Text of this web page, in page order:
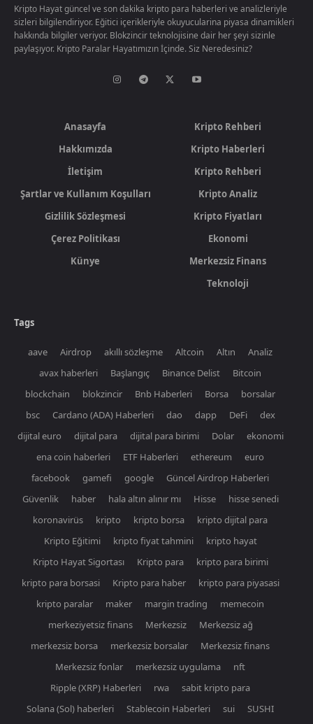
Kripto Hayat güncel ve son dakika kripto para haberleri ve analizleriyle
sizleri bilgilendiriyor. Eğitici içerikleriyle okuyucularina piyasa dinamikleri
hakkında bilgiler veriyor. Blokzincir teknolojisine dair her şeyi sizinle
paylaşıyor. Kripto Paralar Hayatımızın İçinde. Siz Neredesiniz?
Anasayfa
Hakkımızda
İletişim
Şartlar ve Kullanım Koşulları
Gizlilik Sözleşmesi
Çerez Politikası
Künye
Kripto Rehberi
Kripto Haberleri
Kripto Rehberi
Kripto Analiz
Kripto Fiyatları
Ekonomi
Merkezsiz Finans
Teknoloji
Tags
aave Airdrop akıllı sözleşme Altcoin Altın
Analiz
avax haberleri
Başlangıç Binance Delist
Bitcoin
blockchain
blokzincir Bnb Haberleri Borsa
borsalar
bsc
Cardano (ADA) Haberleri dao dapp DeFi
dex
dijital euro
dijital para dijital para birimi Dolar
ekonomi
ena coin haberleri
ETF Haberleri ethereum
euro
facebook
gamefi google
Güncel Airdrop Haberleri
Güvenlik
haber hala altın alınır mı Hisse
hisse senedi
koronavirüs
kripto kripto borsa
kripto dijital para
Kripto Eğitimi
kripto fiyat tahmini
kripto hayat
Kripto Hayat Sigortası
Kripto para
kripto para birimi
kripto para borsasi
Kripto para haber
kripto para piyasasi
kripto paralar
maker margin trading
memecoin
merkeziyetsiz finans
Merkezsiz
Merkezsiz ağ
merkezsiz borsa
merkezsiz borsalar
Merkezsiz finans
Merkezsiz fonlar
merkezsiz uygulama
nft
Ripple (XRP) Haberleri
rwa
sabit kripto para
Solana (Sol) haberleri
Stablecoin Haberleri sui
SUSHI